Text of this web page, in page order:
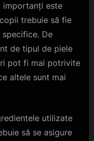
importanți este
trebuie să fie
De
de tipul de piele
pot fi mai potrivite
altele sunt mai
utilizate
să se asigure